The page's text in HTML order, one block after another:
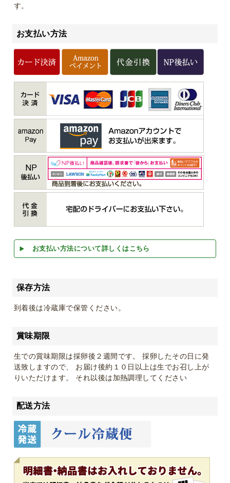
す。
お支払い方法
お支払い方法について詳しくはこちら
保存方法
到着後は冷蔵庫で保管ください。
賞味期限
生での賞味期限は採卵後２週間です。 採卵したその日に発
送致しますので、 お届け後約１０日以上は生でお召し上が
りいただけます。 それ以後は加熱調理してください
配送方法